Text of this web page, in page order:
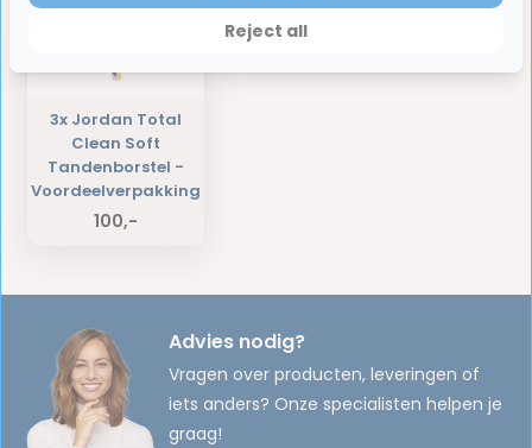
3x Jordan Total
Clean Soft
Tandenborstel -
Voordeelverpakking
100,-
Advies nodig?
Vragen over producten, leveringen of
iets anders? Onze specialisten helpen je
graag!
Reject all